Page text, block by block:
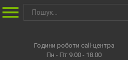
Години роботи call-центра
Пн - Пт 9.00 - 18.00